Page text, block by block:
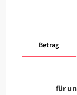
Betrag
für